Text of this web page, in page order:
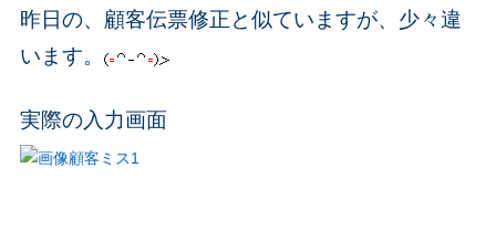
昨日の、顧客伝票修正と似ていますが、少々違
います。
実際の入力画面